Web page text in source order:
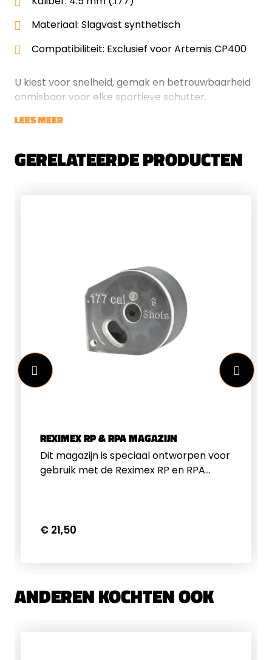
Materiaal: Slagvast synthetisch
Compatibiliteit: Exclusief voor Artemis CP400
U kiest voor snelheid, gemak en betrouwbaarheid
onmisbaar voor elke sportieve schutter.
LEES MEER
GERELATEERDE PRODUCTEN
REXIMEX RP & RPA MAGAZIJN
Dit magazijn is speciaal ontworpen voor
gebruik met de Reximex RP en RPA
€ 21,50
ANDEREN KOCHTEN OOK